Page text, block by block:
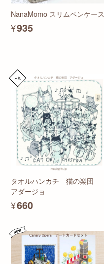
NanaMomo スリムペンケース
¥935
タオルハンカチ 猫の楽団
アダージョ
¥660